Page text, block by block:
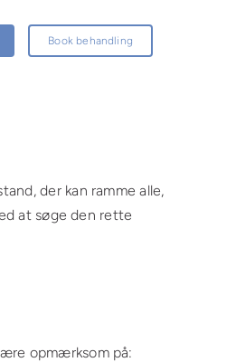
Book behandling
der kan ramme alle,
at søge den rette
opmærksom på: